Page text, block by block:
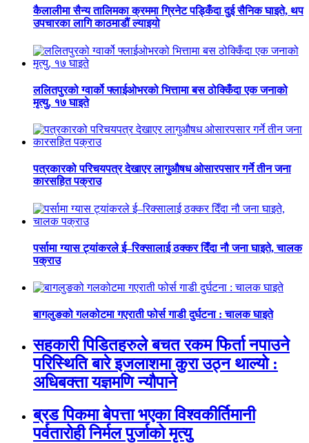
कैलालीमा सैन्य तालिमका क्रममा ग्रिनेट पड्किँदा दुई सैनिक घाइते, थप
उपचारका लागि काठमाडौं ल्याइयो
ललितपुरको ग्वार्को फ्लाईओभरको भित्तामा बस ठोक्किँदा एक जनाको
मृत्यु, १७ घाइते
पत्रकारको परिचयपत्र देखाएर लागुऔषध ओसारपसार गर्ने तीन जना
कारसहित पक्राउ
पर्सामा ग्यास ट्यांकरले ई–रिक्सालाई ठक्कर दिँदा नौ जना घाइते, चालक
पक्राउ
बागलुङको गलकोटमा गएराती फोर्स गाडी दुर्घटना : चालक घाइते
सहकारी पिडितहरुले बचत रकम फिर्ता नपाउने
परिस्थिति बारे इजलाशमा कुरा उठ्न थाल्यो :
अधिबक्ता यज्ञमणि न्यौपाने
ब्रड पिकमा बेपत्ता भएका विश्वकीर्तिमानी
पर्वतारोही निर्मल पुर्जाको मृत्यु